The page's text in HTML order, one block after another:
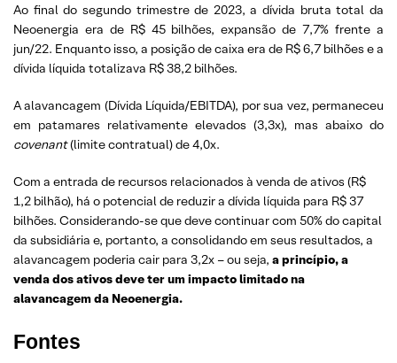
Ao final do segundo trimestre de 2023, a dívida bruta total da
Neoenergia era de R$ 45 bilhões, expansão de 7,7% frente a
jun/22. Enquanto isso, a posição de caixa era de R$ 6,7 bilhões e a
dívida líquida totalizava R$ 38,2 bilhões.
A alavancagem (Dívida Líquida/EBITDA), por sua vez, permaneceu
em patamares relativamente elevados (3,3x), mas abaixo do
covenant(limite contratual) de 4,0x.
Com a entrada de recursos relacionados à venda de ativos (R$
1,2 bilhão), há o potencial de reduzir a dívida líquida para R$ 37
bilhões. Considerando-se que deve continuar com 50% do capital
da subsidiária e, portanto, a consolidando em seus resultados, a
alavancagem poderia cair para 3,2x – ou seja, a princípio, a
venda dos ativos deve ter um impacto limitado na
alavancagem da Neoenergia.
Fontes